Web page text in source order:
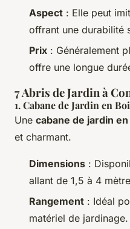
Aspect : Elle peut
offrant une durabilité
Prix : Généralement
offre une longue
7 Abris de Jardin à
1. Cabane de Jardin en
Une cabane de jardin
et charmant.
Dimensions :
allant de 1,5 à 4
Rangement : Idéal
matériel de jardinage.